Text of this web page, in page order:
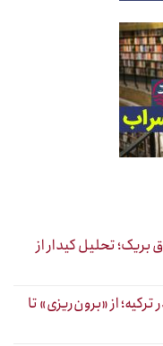
تحلیل کیدار از
از «برون‌ریزی» تا